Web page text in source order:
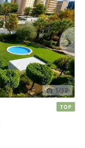
1/12
TOP